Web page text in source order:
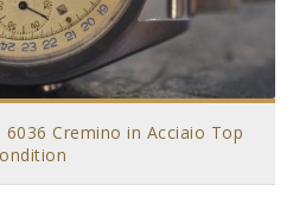
Cremino in Acciaio Top